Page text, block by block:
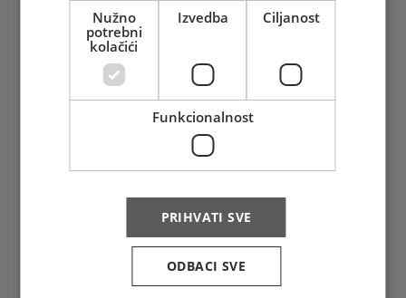
FDC - Hrvatski
srednjovjekovni gradovi
Livno
Nužno
potrebni
kolačići
Izvedba Ciljanost
Funkcionalnost
PRIHVATI SVE
ODBACI SVE